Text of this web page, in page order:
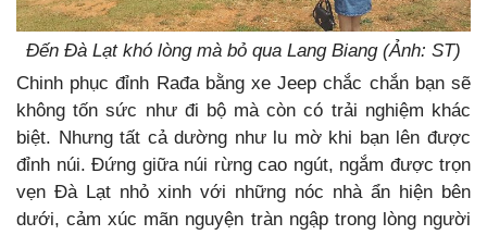
Đến Đà Lạt khó lòng mà bỏ qua Lang Biang (Ảnh: ST)
Chinh phục đỉnh Rađa bằng xe Jeep chắc chắn bạn sẽ
không tốn sức như đi bộ mà còn có trải nghiệm khác
biệt. Nhưng tất cả dường như lu mờ khi bạn lên được
đỉnh núi. Đứng giữa núi rừng cao ngút, ngắm được trọn
vẹn Đà Lạt nhỏ xinh với những nóc nhà ẩn hiện bên
dưới, cảm xúc mãn nguyện tràn ngập trong lòng người